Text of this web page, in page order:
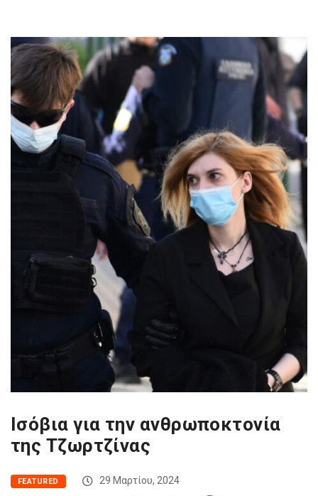
Ισόβια για την ανθρωποκτονία
της Τζωρτζίνας
FEATURED
29 Μαρτίου, 2024